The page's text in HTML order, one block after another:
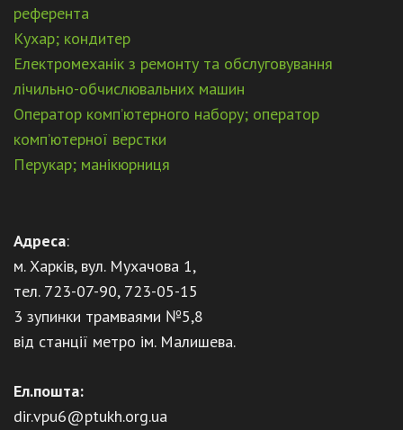
референта
Кухар; кондитер
Електромеханік з ремонту та обслуговування
лічильно-обчислювальних машин
Оператор комп’ютерного набору; оператор
комп’ютерної верстки
Перукар; манікюрниця
Адреса:
м. Харків, вул. Мухачова 1,
тел. 723-07-90, 723-05-15
3 зупинки трамваями №5,8
від станції метро ім. Малишева.
Ел.пошта:
dir.vpu6@ptukh.org.ua